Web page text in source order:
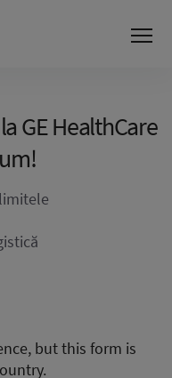
GE HealthCare
but this form is